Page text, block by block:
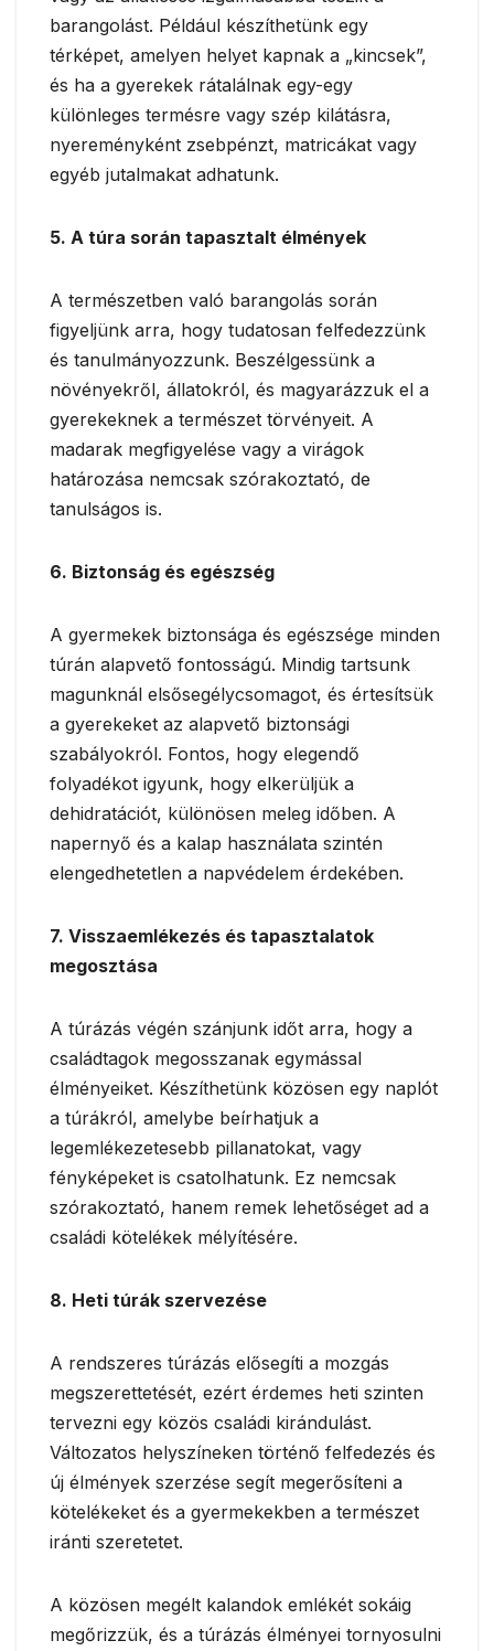
barangolást. Például készíthetünk egy
térképet, amelyen helyet kapnak a „kincsek”,
és ha a gyerekek rátalálnak egy-egy
különleges termésre vagy szép kilátásra,
nyereményként zsebpénzt, matricákat vagy
egyéb jutalmakat adhatunk.
5. A túra során tapasztalt élmények
A természetben való barangolás során
figyeljünk arra, hogy tudatosan felfedezzünk
és tanulmányozzunk. Beszélgessünk a
növényekről, állatokról, és magyarázzuk el a
gyerekeknek a természet törvényeit. A
madarak megfigyelése vagy a virágok
határozása nemcsak szórakoztató, de
tanulságos is.
6. Biztonság és egészség
A gyermekek biztonsága és egészsége minden
túrán alapvető fontosságú. Mindig tartsunk
magunknál elsősegélycsomagot, és értesítsük
a gyerekeket az alapvető biztonsági
szabályokról. Fontos, hogy elegendő
folyadékot igyunk, hogy elkerüljük a
dehidratációt, különösen meleg időben. A
napernyő és a kalap használata szintén
elengedhetetlen a napvédelem érdekében.
7. Visszaemlékezés és tapasztalatok
megosztása
A túrázás végén szánjunk időt arra, hogy a
családtagok megosszanak egymással
élményeiket. Készíthetünk közösen egy naplót
a túrákról, amelybe beírhatjuk a
legemlékezetesebb pillanatokat, vagy
fényképeket is csatolhatunk. Ez nemcsak
szórakoztató, hanem remek lehetőséget ad a
családi kötelékek mélyítésére.
8. Heti túrák szervezése
A rendszeres túrázás elősegíti a mozgás
megszerettetését, ezért érdemes heti szinten
tervezni egy közös családi kirándulást.
Változatos helyszíneken történő felfedezés és
új élmények szerzése segít megerősíteni a
kötelékeket és a gyermekekben a természet
iránti szeretetet.
A közösen megélt kalandok emlékét sokáig
megőrizzük, és a túrázás élményei tornyosulni